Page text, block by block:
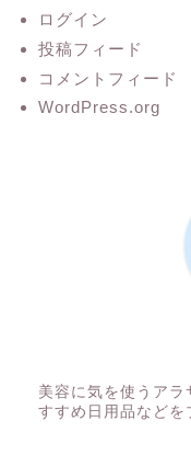
ログイン
投稿フィード
コメントフィード
WordPress.org
美容に気を使うア
すすめ日用品などを